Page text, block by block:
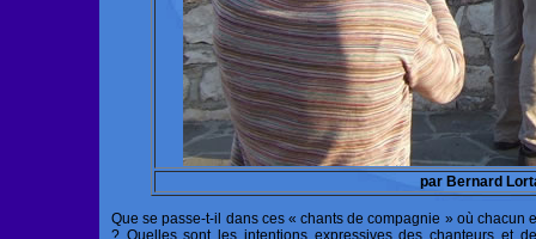
par Bernard
Que se passe-t-il dans ces « chants de compagnie » où